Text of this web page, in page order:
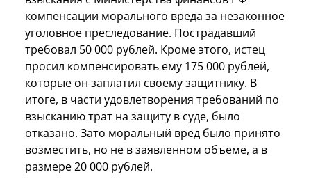
компенсации морального вреда за незаконное
уголовное преследование. Пострадавший
требовал 50 000 рублей. Кроме этого, истец
просил компенсировать ему 175 000 рублей,
которые он заплатил своему защитнику. В
итоге, в части удовлетворения требований по
взысканию трат на защиту в суде, было
отказано. Зато моральный вред было принято
возместить, но не в заявленном объеме, а в
размере 20 000 рублей.